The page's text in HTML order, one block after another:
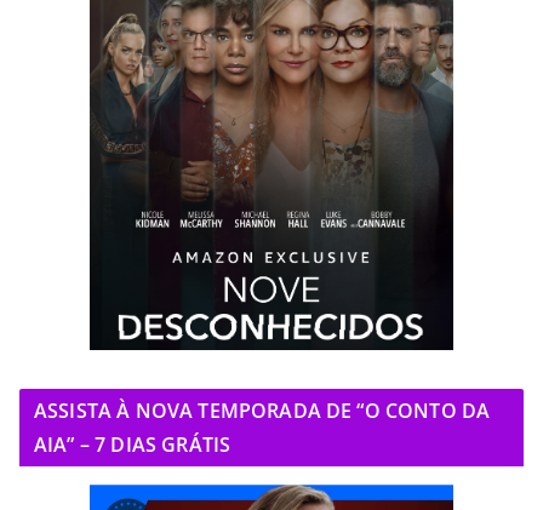
ASSISTA À NOVA TEMPORADA DE “O CONTO DA
AIA” – 7 DIAS GRÁTIS